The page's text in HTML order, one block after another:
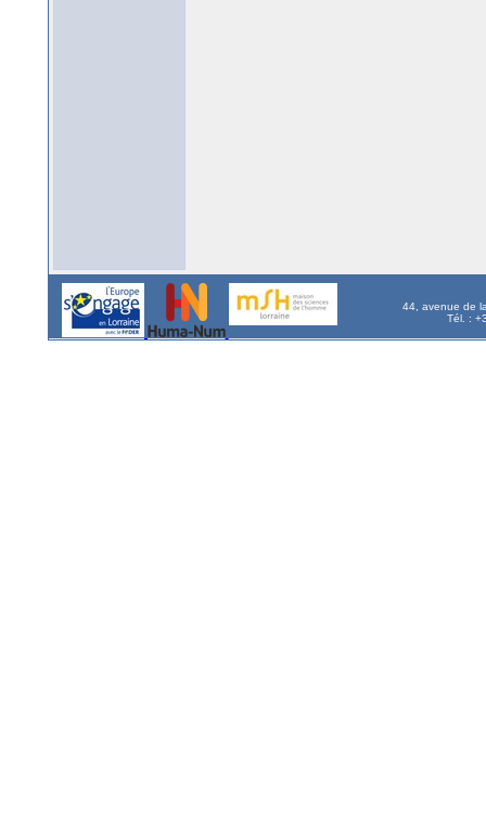
44, avenue de
Tél. :